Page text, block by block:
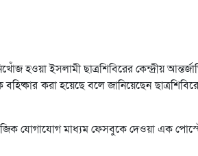
হওয়া ইসলামী ছাত্রশিবিরের কেন্দ্রীয়
করা হয়েছে বলে জানিয়েছেন
যোগাযোগ মাধ্যম ফেসবুকে দেওয়া এক